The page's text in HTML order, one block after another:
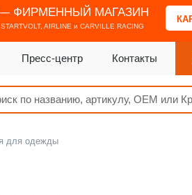
ФИРМЕННЫЙ МАГАЗИН
AIRLINE и CARVILLE RACING
Пресс-центр Контакты
для одежды